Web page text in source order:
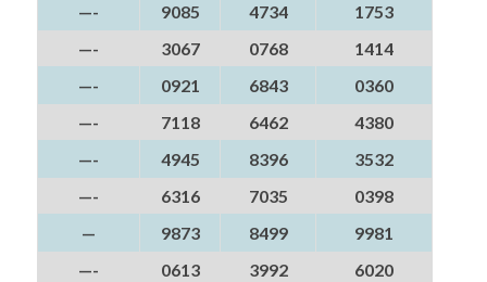
—-
9085 4734
1753
—-
3067 0768
1414
—-
0921 6843
0360
—-
7118 6462
4380
—-
4945 8396
3532
—-
6316 7035
0398
—
9873 8499
9981
—-
0613 3992
6020